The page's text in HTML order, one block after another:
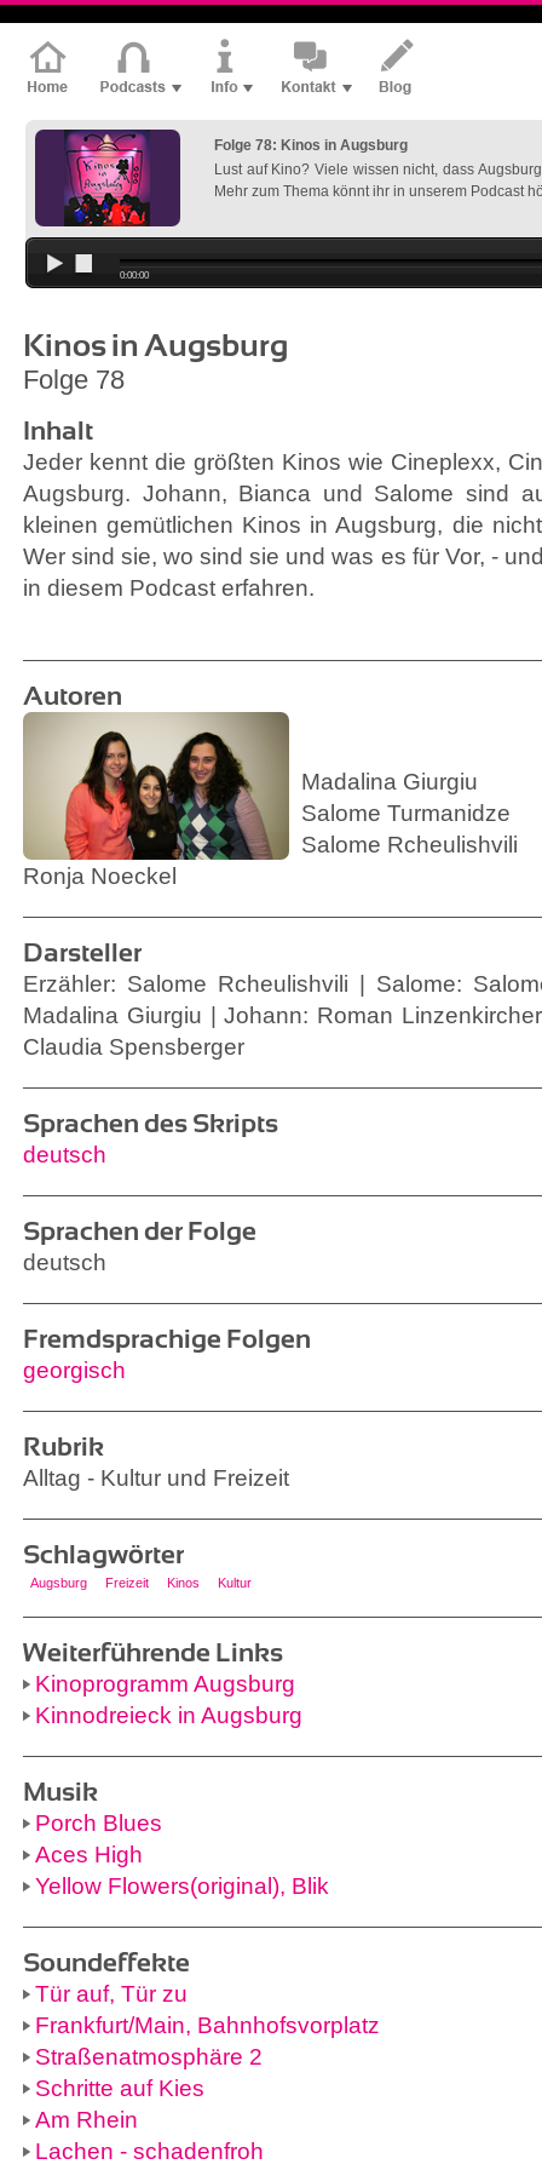
Folge 78: Kinos in Augsburg
Lust auf Kino? Viele wissen nicht, dass
Mehr zum Thema könnt ihr in unserem Podcast
0:00:00
Kinos in Augsburg
Folge 78
Inhalt
Jeder kennt die größten Kinos wie Cineplexx,
Augsburg. Johann, Bianca und Salome sind
kleinen gemütlichen Kinos in Augsburg, die
Wer sind sie, wo sind sie und was es für Vor, -
in diesem Podcast erfahren.
Autoren
Madalina Giurgiu
Salome Turmanidze
Salome Rcheulishvili
Ronja Noeckel
Darsteller
Erzähler: Salome Rcheulishvili | Salome:
Madalina Giurgiu | Johann: Roman
Claudia Spensberger
Sprachen des Skripts
deutsch
Sprachen der Folge
deutsch
Fremdsprachige Folgen
georgisch
Rubrik
Alltag - Kultur und Freizeit
Schlagwörter
Augsburg Freizeit Kinos Kultur
Weiterführende Links
Kinoprogramm Augsburg
Kinnodreieck in Augsburg
Musik
Porch Blues
Aces High
Yellow Flowers(original), Blik
Soundeffekte
Tür auf, Tür zu
Frankfurt/Main, Bahnhofsvorplatz
Straßenatmosphäre 2
Schritte auf Kies
Am Rhein
Lachen - schadenfroh